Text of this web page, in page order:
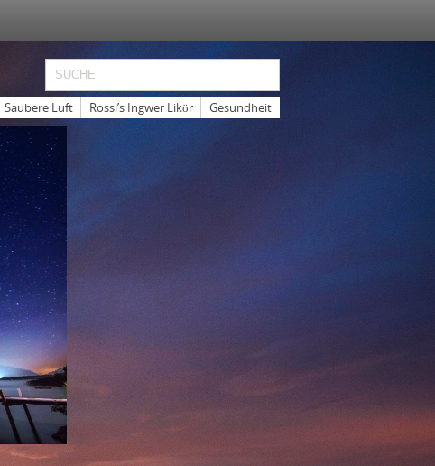
Saubere Luft Rossi’s Ingwer Likör Gesundheit